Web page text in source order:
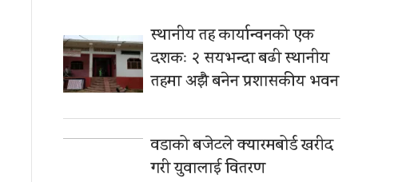
स्थानीय तह कार्यान्वनको एक
दशकः २ सयभन्दा बढी स्थानीय
तहमा अझै बनेन प्रशासकीय भवन
वडाको बजेटले क्यारमबोर्ड खरीद
गरी युवालाई वितरण